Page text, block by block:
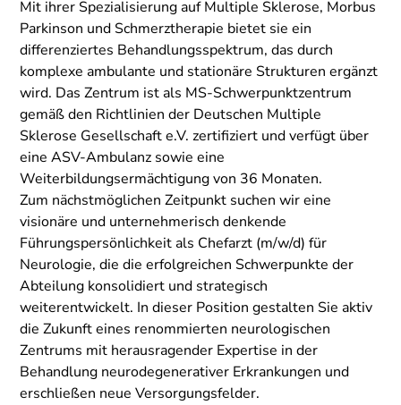
Mit ihrer Spezialisierung auf Multiple Sklerose, Morbus
Parkinson und Schmerztherapie bietet sie ein
differenziertes Behandlungsspektrum, das durch
komplexe ambulante und stationäre Strukturen ergänzt
wird. Das Zentrum ist als MS-Schwerpunktzentrum
gemäß den Richtlinien der Deutschen Multiple
Sklerose Gesellschaft e.V. zertifiziert und verfügt über
eine ASV-Ambulanz sowie eine
Weiterbildungsermächtigung von 36 Monaten.
Zum nächstmöglichen Zeitpunkt suchen wir eine
visionäre und unternehmerisch denkende
Führungspersönlichkeit als Chefarzt (m/w/d) für
Neurologie, die die erfolgreichen Schwerpunkte der
Abteilung konsolidiert und strategisch
weiterentwickelt. In dieser Position gestalten Sie aktiv
die Zukunft eines renommierten neurologischen
Zentrums mit herausragender Expertise in der
Behandlung neurodegenerativer Erkrankungen und
erschließen neue Versorgungsfelder.